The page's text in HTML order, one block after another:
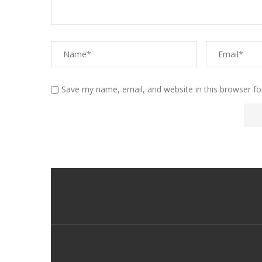
Save my name, email, and website in this browser